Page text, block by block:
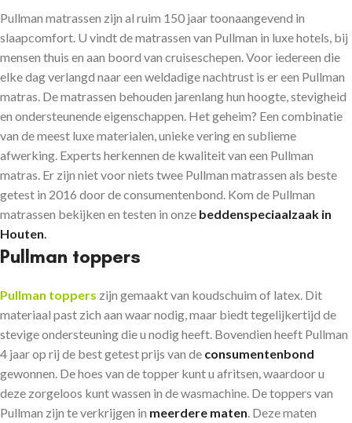
Pullman matrassen zijn al ruim 150 jaar toonaangevend in
slaapcomfort. U vindt de matrassen van Pullman in luxe hotels, bij
mensen thuis en aan boord van cruiseschepen. Voor iedereen die
elke dag verlangd naar een weldadige nachtrust is er een Pullman
matras. De matrassen behouden jarenlang hun hoogte, stevigheid
en ondersteunende eigenschappen. Het geheim? Een combinatie
van de meest luxe materialen, unieke vering en sublieme
afwerking. Experts herkennen de kwaliteit van een Pullman
matras. Er zijn niet voor niets twee Pullman matrassen als beste
getest in 2016 door de consumentenbond. Kom de Pullman
matrassen bekijken en testen in onze beddenspeciaalzaak in
Houten
Pullman toppers
Pullman toppers zijn gemaakt van koudschuim of latex. Dit
materiaal past zich aan waar nodig, maar biedt tegelijkertijd de
stevige ondersteuning die u nodig heeft. Bovendien heeft Pullman
4 jaar op rij de best getest prijs van de consumentenbond
gewonnen. De hoes van de topper kunt u afritsen, waardoor u
deze zorgeloos kunt wassen in de wasmachine. De toppers van
Pullman zijn te verkrijgen in meerdere maten . Deze maten